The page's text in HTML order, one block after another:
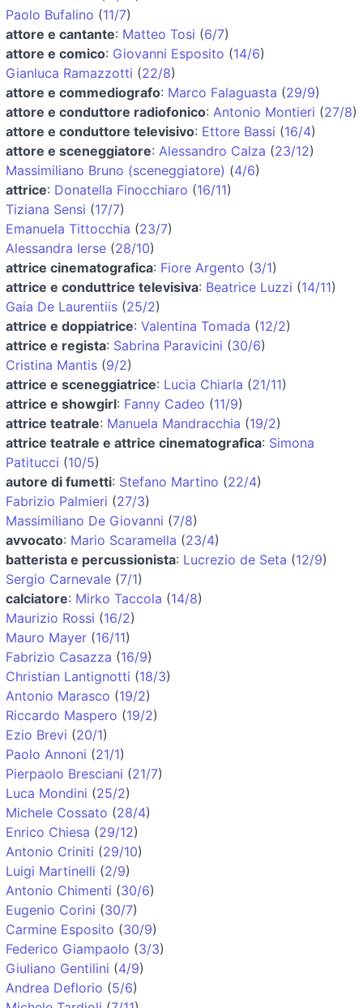
Paolo Bufalino (11/7)
attore e cantante: Matteo Tosi (6/7)
attore e comico: Giovanni Esposito (14/6)
Gianluca Ramazzotti (22/8)
attore e commediografo: Marco Falaguasta (29/9)
attore e conduttore radiofonico: Antonio Montieri (27/8)
attore e conduttore televisivo: Ettore Bassi (16/4)
attore e sceneggiatore: Alessandro Calza (23/12)
Massimiliano Bruno (sceneggiatore) (4/6)
attrice: Donatella Finocchiaro (16/11)
Tiziana Sensi (17/7)
Emanuela Tittocchia (23/7)
Alessandra Ierse (28/10)
attrice cinematografica: Fiore Argento (3/1)
attrice e conduttrice televisiva: Beatrice Luzzi (14/11)
Gaia De Laurentiis (25/2)
attrice e doppiatrice: Valentina Tomada (12/2)
attrice e regista: Sabrina Paravicini (30/6)
Cristina Mantis (9/2)
attrice e sceneggiatrice: Lucia Chiarla (21/11)
attrice e showgirl: Fanny Cadeo (11/9)
attrice teatrale: Manuela Mandracchia (19/2)
attrice teatrale e attrice cinematografica: Simona
Patitucci (10/5)
autore di fumetti: Stefano Martino (22/4)
Fabrizio Palmieri (27/3)
Massimiliano De Giovanni (7/8)
avvocato: Mario Scaramella (23/4)
batterista e percussionista: Lucrezio de Seta (12/9)
Sergio Carnevale (7/1)
calciatore: Mirko Taccola (14/8)
Maurizio Rossi (16/2)
Mauro Mayer (16/11)
Fabrizio Casazza (16/9)
Christian Lantignotti (18/3)
Antonio Marasco (19/2)
Riccardo Maspero (19/2)
Ezio Brevi (20/1)
Paolo Annoni (21/1)
Pierpaolo Bresciani (21/7)
Luca Mondini (25/2)
Michele Cossato (28/4)
Enrico Chiesa (29/12)
Antonio Criniti (29/10)
Luigi Martinelli (2/9)
Antonio Chimenti (30/6)
Eugenio Corini (30/7)
Carmine Esposito (30/9)
Federico Giampaolo (3/3)
Giuliano Gentilini (4/9)
Andrea Deflorio (5/6)